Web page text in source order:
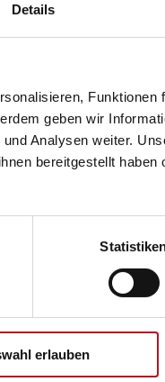
Details
geben wir
Analysen weiter.
bereitgestellt
erlauben